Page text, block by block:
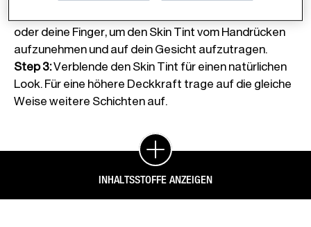
oder deine Finger, um den Skin Tint vom Handrücken
aufzunehmen und auf dein Gesicht aufzutragen.
Step 3:Verblende den Skin Tint für einen natürlichen
Look. Für eine höhere Deckkraft trage auf die gleiche
Weise weitere Schichten auf.
INHALTSSTOFFE ANZEIGEN